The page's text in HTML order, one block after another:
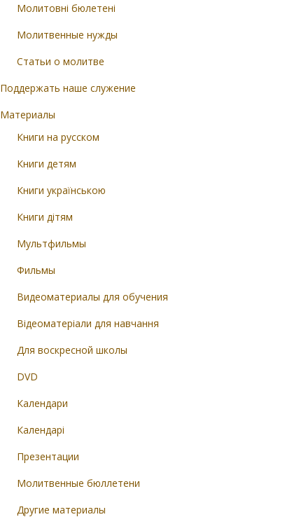
Молитовні бюлетені
Молитвенные нужды
Статьи о молитве
Поддержать наше служение
Материалы
Книги на русском
Книги детям
Книги українською
Книги дітям
Мультфильмы
Фильмы
Видеоматериалы для обучения
Відеоматеріали для навчання
Для воскресной школы
DVD
Календари
Календарі
Презентации
Молитвенные бюллетени
Другие материалы